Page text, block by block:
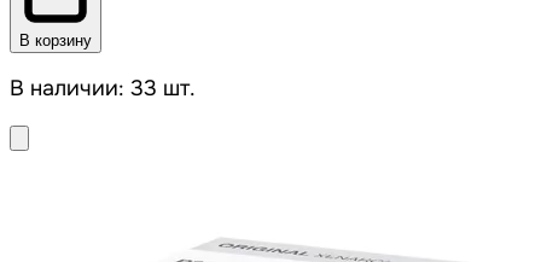
В корзину
В наличии: 33 шт.